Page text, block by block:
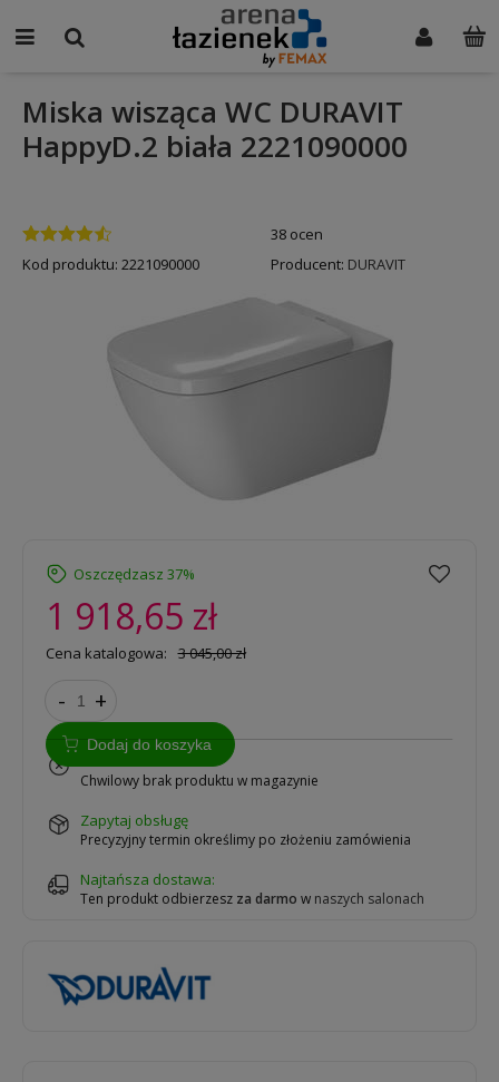
Miska wisząca WC DURAVIT
HappyD.2 biała 2221090000
38 ocen
Kod produktu: 2221090000 Producent: DURAVIT
Oszczędzasz 37%
1 918,65 zł
Cena katalogowa: 3 045,00 zł
- +
Dodaj do koszyka
Chwilowy brak produktu w magazynie
zapytaj obsługę
Precyzyjny termin określimy po złożeniu zamówienia
Najtańsza dostawa:
Ten produkt odbierzesz za darmo w naszych salonach